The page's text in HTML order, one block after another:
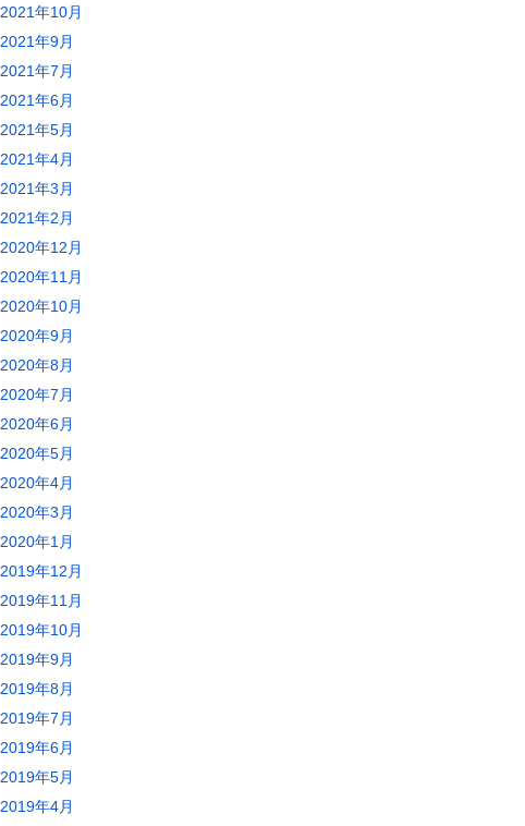
2021年10月
2021年9月
2021年7月
2021年6月
2021年5月
2021年4月
2021年3月
2021年2月
2020年12月
2020年11月
2020年10月
2020年9月
2020年8月
2020年7月
2020年6月
2020年5月
2020年4月
2020年3月
2020年1月
2019年12月
2019年11月
2019年10月
2019年9月
2019年8月
2019年7月
2019年6月
2019年5月
2019年4月